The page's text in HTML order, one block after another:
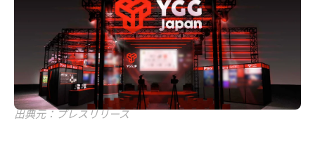
出典元：プレスリリース